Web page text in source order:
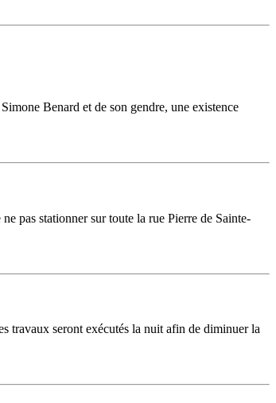
Benard et de son gendre, une existence
pas stationner sur toute la rue Pierre de Sainte-
travaux seront exécutés la nuit afin de diminuer la